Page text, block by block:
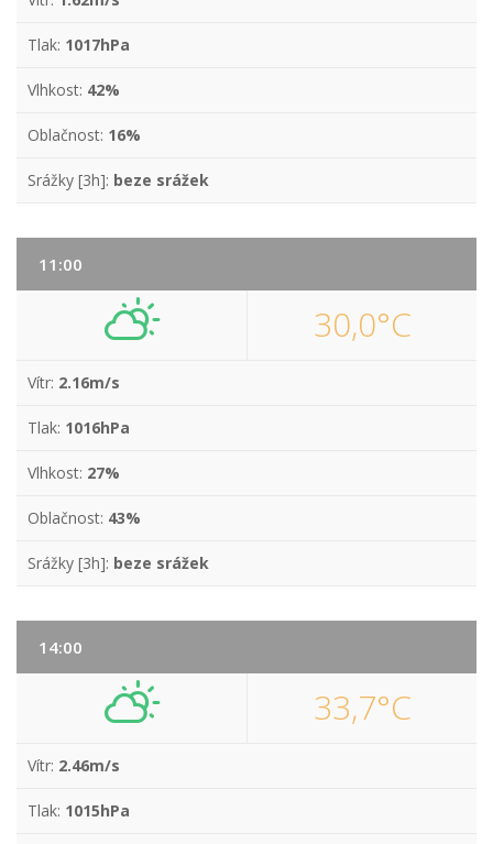
Tlak: 1017hPa
Vlhkost: 42%
Oblačnost: 16%
Srážky [3h]: beze srážek
11:00
30,0°C
Vítr: 2.16m/s
Tlak: 1016hPa
Vlhkost: 27%
Oblačnost: 43%
Srážky [3h]: beze srážek
14:00
33,7°C
Vítr: 2.46m/s
Tlak: 1015hPa